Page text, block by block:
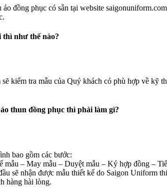
áo đồng phục có sẵn tại website
thì như thế nào?
kiểm tra mẫu của Quý khách có phù hợp về kỹ
thun đồng phục thì phải làm gì?
bao gồm các bước:
– May mẫu – Duyệt mẫu – Ký hợp đồng –
sẽ nhận được mẫu thiết kế do Saigon Uniform
hàng hài lòng.